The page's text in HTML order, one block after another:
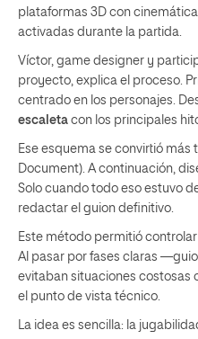
plataformas 3D con
activadas durante la partida.
Víctor, game designer y
proyecto, explica el proceso.
centrado en los personajes.
escaleta con los principales
Ese esquema se convirtió más
Document). A continuación,
Solo cuando todo eso estuvo
redactar el guion definitivo.
Este método permitió controlar
Al pasar por fases claras
evitaban situaciones costosas
el punto de vista técnico.
La idea es sencilla: la